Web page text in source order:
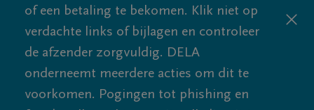
of een betaling te bekomen. Klik niet op
verdachte links of bijlagen en controleer
de afzender zorgvuldig. DELA
onderneemt meerdere acties om dit te
voorkomen. Pogingen tot phishing en